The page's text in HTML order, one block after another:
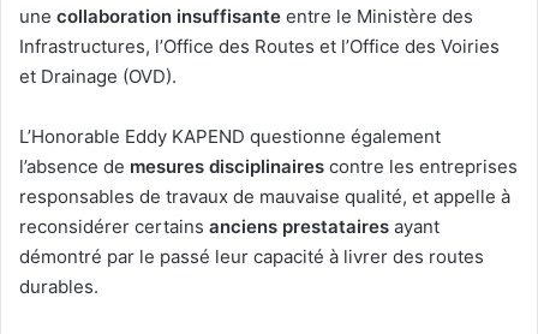
une collaboration insuffisante entre le Ministère des
Infrastructures, l’Office des Routes et l’Office des Voiries
et Drainage (OVD).
L’Honorable Eddy KAPEND questionne également
l’absence de mesures disciplinaires contre les entreprises
responsables de travaux de mauvaise qualité, et appelle à
reconsidérer certains anciens prestataires ayant
démontré par le passé leur capacité à livrer des routes
durables.